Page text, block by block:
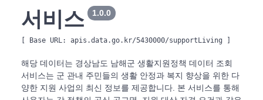
서비스
1.0.0
[ Base URL: apis.data.go.kr/5430000/supportLiving
해당 데이터는 경상남도 남해군 생활지원정책 데이터 조회
서비스는 군 관내 주민들의 생활 안정과 복지 향상을 위한 다
양한 지원 사업의 최신 정보를 제공합니다. 본 서비스를 통해